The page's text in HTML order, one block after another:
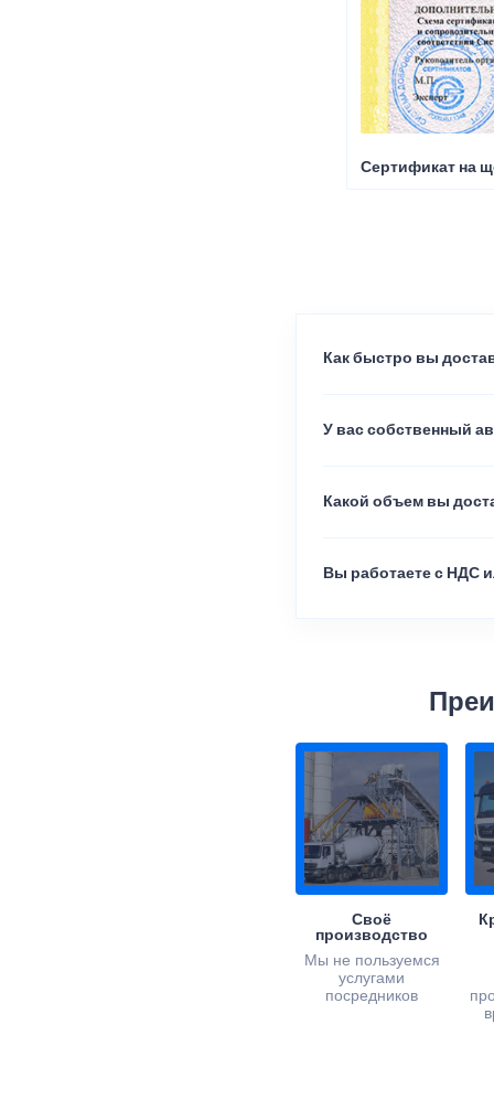
Сертификат на
Как быстро вы
У вас собственный
Какой объем вы
Вы работаете с НДС
Своё
производство
Мы не пользуемся
услугами
посредников